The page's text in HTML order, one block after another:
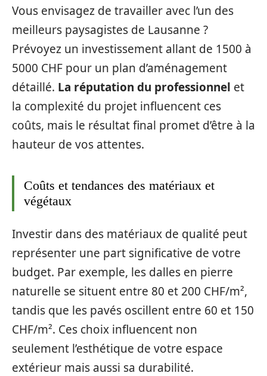
Vous envisagez de travailler avec l’un des
meilleurs paysagistes de Lausanne ?
Prévoyez un investissement allant de 1500 à
5000 CHF pour un plan d’aménagement
détaillé. La réputation du professionnel et
la complexité du projet influencent ces
coûts, mais le résultat final promet d’être à la
hauteur de vos attentes.
Coûts et tendances des matériaux et
végétaux
Investir dans des matériaux de qualité peut
représenter une part significative de votre
budget. Par exemple, les dalles en pierre
naturelle se situent entre 80 et 200 CHF/m²,
tandis que les pavés oscillent entre 60 et 150
CHF/m². Ces choix influencent non
seulement l’esthétique de votre espace
extérieur mais aussi sa durabilité.